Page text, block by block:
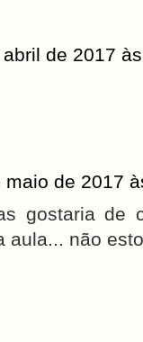
de 2017
maio de 2017
gostaria de
aula... não